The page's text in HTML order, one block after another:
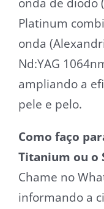
Platinum
onda
Nd:YAG
ampliando a
pele e pelo.
Como faço
Titanium ou o
Chame no
informando a